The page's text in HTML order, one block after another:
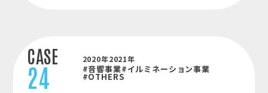
CASE
24
2020年2021年
#音響事業#イルミネーション事業
#OTHERS